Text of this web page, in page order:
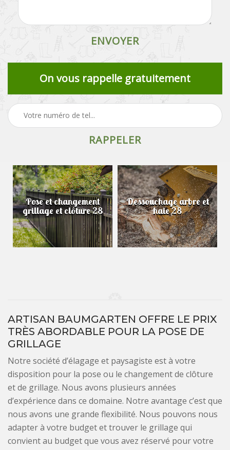
On vous rappelle gratuitement
Pose et changement
grillage et clôture 28
Dessouchage arbre et
haie 28
ARTISAN BAUMGARTEN OFFRE LE PRIX
TRÈS ABORDABLE POUR LA POSE DE
GRILLAGE
Notre société d’élagage et paysagiste est à votre
disposition pour la pose ou le changement de clôture
et de grillage. Nous avons plusieurs années
d’expérience dans ce domaine. Notre avantage c’est que
nous avons une grande flexibilité. Nous pouvons nous
adapter à votre budget et trouver le grillage qui
convient au budget que vous avez réservé pour votre